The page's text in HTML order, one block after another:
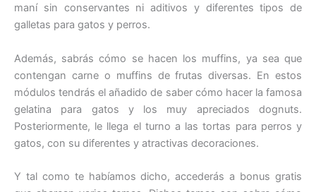
maní sin conservantes ni aditivos y diferentes tipos de
galletas para gatos y perros.
Además, sabrás cómo se hacen los muffins, ya sea que
contengan carne o muffins de frutas diversas. En estos
módulos tendrás el añadido de saber cómo hacer la famosa
gelatina para gatos y los muy apreciados dognuts.
Posteriormente, le llega el turno a las tortas para perros y
gatos, con su diferentes y atractivas decoraciones.
Y tal como te habíamos dicho, accederás a bonus gratis